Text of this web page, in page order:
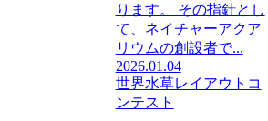
ります。 その指針とし
て、ネイチャーアクア
リウムの創設者で...
2026.01.04
世界水草レイアウトコ
ンテスト